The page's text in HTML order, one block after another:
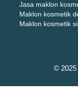
Jasa maklon
Maklon kosmetik
Maklon kosmetik
© 2025